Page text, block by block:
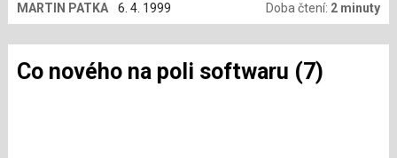
připomenout.)
MARTIN PATKA 6. 4. 1999 Doba čtení: 2 minuty
Co nového na poli softwaru (7)